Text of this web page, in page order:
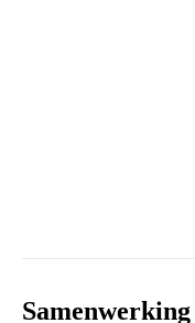
Samenwerking